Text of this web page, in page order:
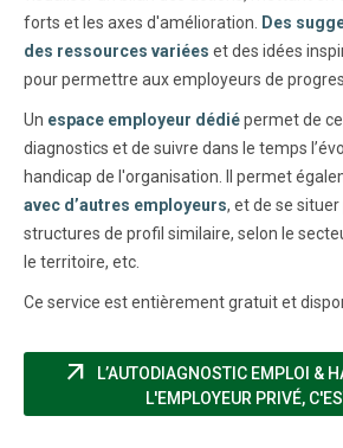
forts et les axes d'amélioration.
Des
des ressources variées et des idées
pour permettre aux employeurs de
Un espace employeur dédiépermet de
diagnostics et de suivre dans le temps
handicap de l'organisation. Il permet
avec d’autres employeurs, et de se
structures de profil similaire, selon le
le territoire, etc.
Ce service est entièrement gratuit et
arrow_outward
L’AUTODIAGNOSTIC EMPLOI &
L'EMPLOYEUR PRIVÉ,